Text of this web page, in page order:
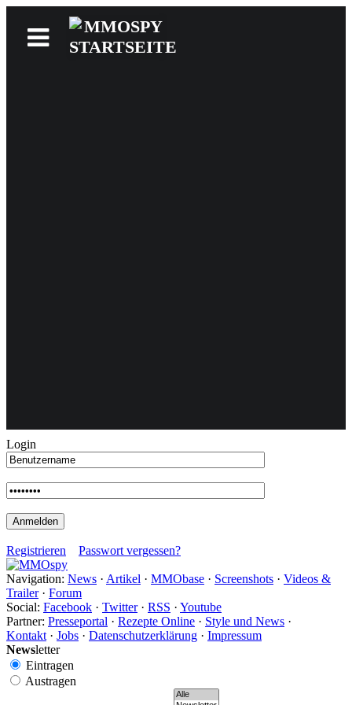
Anmelden
Login
Registrieren Passwort vergessen?
Navigation: News · Artikel · MMObase · Screenshots · Videos &
Trailer· Forum
Social: Facebook · Twitter· RSS · Youtube
Partner: Presseportal · Rezepte Online · Style und News ·
Kontakt · Jobs · Datenschutzerklärung · Impressum
Newsletter
Eintragen
Austragen